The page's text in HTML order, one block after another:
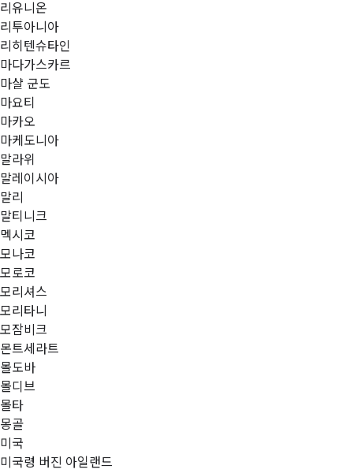
리유니온
리투아니아
리히텐슈타인
마다가스카르
마샬 군도
마요티
마카오
마케도니아
말라위
말레이시아
말리
말티니크
멕시코
모나코
모로코
모리셔스
모리타니
모잠비크
몬트세라트
몰도바
몰디브
몰타
몽골
미국
미국령 버진 아일랜드